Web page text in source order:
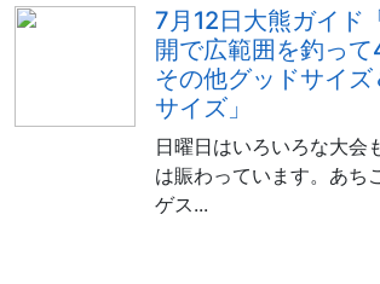
7月12日大熊ガイド
開で広範囲を釣っ
その他グッドサイ
サイズ」
日曜日はいろいろな大会
は賑わっています。あち
ゲス...